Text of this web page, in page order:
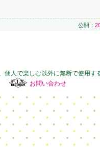
公開：
個人で楽しむ以外に無断で使用す
お問い合わせ